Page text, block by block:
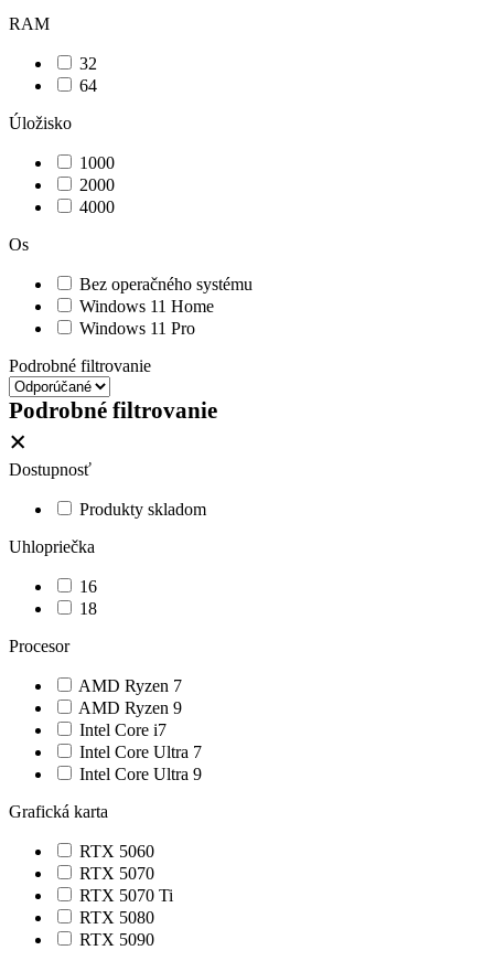
RAM
32
64
Úložisko
1000
2000
4000
Os
Bez operačného systému
Windows 11 Home
Windows 11 Pro
Podrobné filtrovanie
Podrobné filtrovanie
×
Dostupnosť
Produkty skladom
Uhlopriečka
16
18
Procesor
AMD Ryzen 7
AMD Ryzen 9
Intel Core i7
Intel Core Ultra 7
Intel Core Ultra 9
Grafická karta
RTX 5060
RTX 5070
RTX 5070 Ti
RTX 5080
RTX 5090